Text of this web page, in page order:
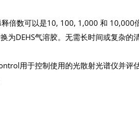
倍数可以是10, 100, 1,000 和 10,000
为DEHS气溶胶。无需长时间或复杂的
用于控制使用的光散射光谱仪并评